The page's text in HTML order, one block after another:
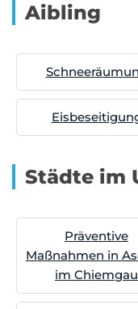
Aibling
Städte im
Präventive
Maßnahmen in
im Chiemgau